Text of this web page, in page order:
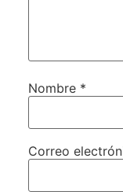
Nombre *
Correo